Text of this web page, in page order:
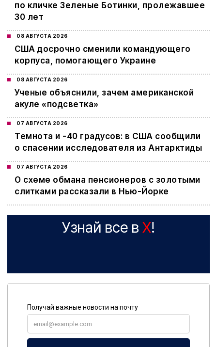
по кличке Зеленые Ботинки, пролежавшее
30 лет
08 АВГУСТА 2026
США досрочно сменили командующего
корпуса, помогающего Украине
08 АВГУСТА 2026
Ученые объяснили, зачем американской
акуле «подсветка»
07 АВГУСТА 2026
Темнота и -40 градусов: в США сообщили
о спасении исследователя из Антарктиды
07 АВГУСТА 2026
О схеме обмана пенсионеров с золотыми
слитками рассказали в Нью-Йорке
Узнай все в X!